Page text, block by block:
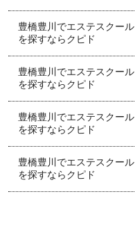
豊橋豊川でエステスクール
を探すならクピド
豊橋豊川でエステスクール
を探すならクピド
豊橋豊川でエステスクール
を探すならクピド
豊橋豊川でエステスクール
を探すならクピド